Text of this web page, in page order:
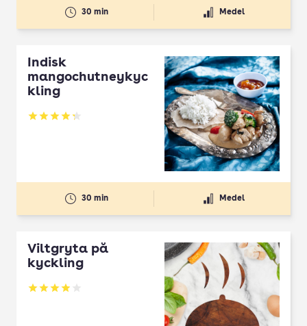
30 min Medel
Indisk
mangochutneykyc
kling
Betyg: 4.27 av 5
30 min Medel
Viltgryta på
kyckling
Betyg: 3.92 av 5